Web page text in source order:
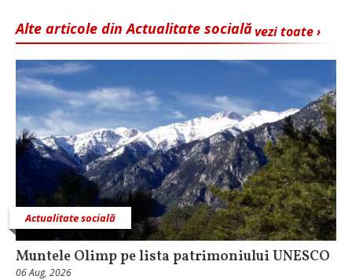
vezi toate ›
Alte articole din Actualitate socială
Actualitate socială
Muntele Olimp pe lista patrimoniului UNESCO
06 Aug, 2026